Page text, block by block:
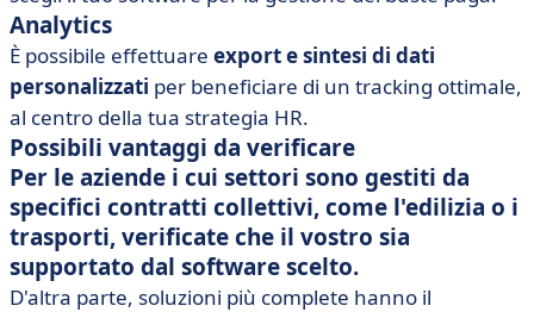
Analytics
È possibile effettuare export e sintesi di dati
personalizzati per beneficiare di un tracking ottimale,
al centro della tua strategia HR.
Possibili vantaggi da verificare
Per le aziende i cui settori sono gestiti da
specifici contratti collettivi, come l'edilizia o i
trasporti, verificate che il vostro sia
supportato dal software scelto.
D'altra parte, soluzioni più complete hanno il